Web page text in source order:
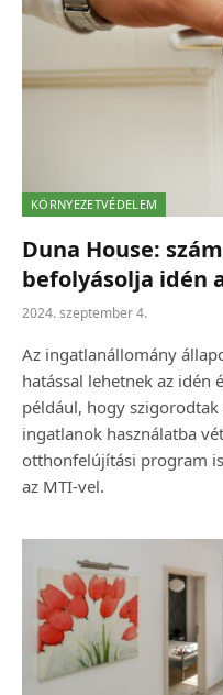
KÖRNYEZETVÉDELEM
Duna House:
befolyásolja idén
2024. szeptember 4.
Az ingatlanállomány
hatással lehetnek az idén
például, hogy
ingatlanok használatba
otthonfelújítási program
az MTI-vel.